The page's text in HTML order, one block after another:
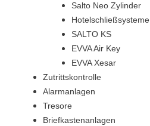
Salto Neo Zylinder
Hotelschließsysteme
SALTO KS
EVVA Air Key
EVVA Xesar
Zutrittskontrolle
Alarmanlagen
Tresore
Briefkastenanlagen